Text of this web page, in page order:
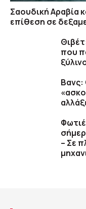
Σαουδική Αραβία
επίθεση σε
που
Βανς:
– Σε